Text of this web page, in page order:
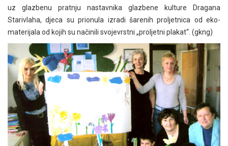
uz glazbenu pratnju nastavnika glazbene kulture Dragana
Starivlaha, djeca su prionula izradi šarenih proljetnica od eko-
materijala od kojih su načinili svojevrstni „proljetni plakat“. (gkng)